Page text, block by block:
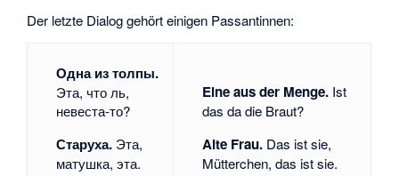
Der letzte Dialog gehört einigen Passantinnen:
Одна из толпы.
Эта, что ль,
невеста-то?
Старуха. Эта,
матушка, эта.
Eine aus der Menge. Ist
das da die Braut?
Alte Frau. Das ist sie,
Mütterchen, das ist sie.